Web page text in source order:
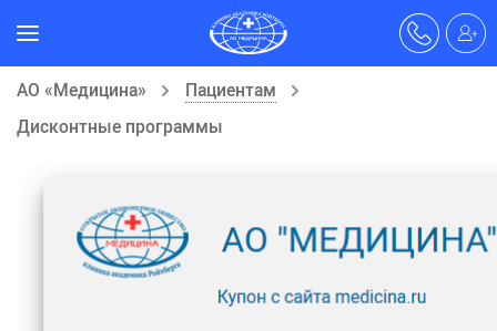
АО «Медицина»
Пациентам
Дисконтные программы